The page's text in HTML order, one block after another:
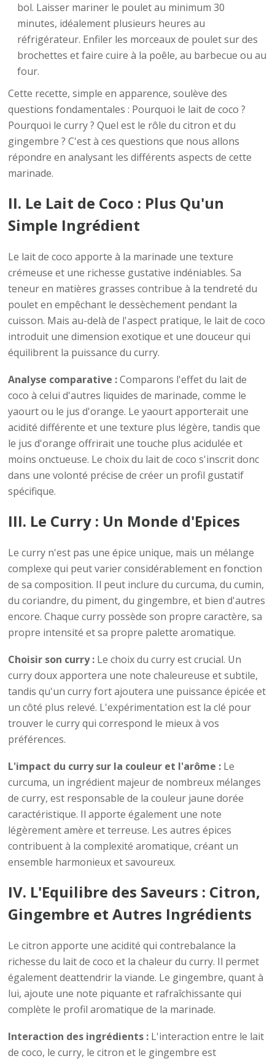
bol. Laisser mariner le poulet au minimum 30
minutes, idéalement plusieurs heures au
réfrigérateur. Enfiler les morceaux de poulet sur des
brochettes et faire cuire à la poêle, au barbecue ou au
four.
Cette recette, simple en apparence, soulève des
questions fondamentales : Pourquoi le lait de coco ?
Pourquoi le curry ? Quel est le rôle du citron et du
gingembre ? C'est à ces questions que nous allons
répondre en analysant les différents aspects de cette
marinade.
II. Le Lait de Coco : Plus Qu'un
Simple Ingrédient
Le lait de coco apporte à la marinade une texture
crémeuse et une richesse gustative indéniables. Sa
teneur en matières grasses contribue à la tendreté du
poulet en empêchant le dessèchement pendant la
cuisson. Mais au-delà de l'aspect pratique, le lait de coco
introduit une dimension exotique et une douceur qui
équilibrent la puissance du curry.
Analyse comparative :Comparons l'effet du lait de
coco à celui d'autres liquides de marinade, comme le
yaourt ou le jus d'orange. Le yaourt apporterait une
acidité différente et une texture plus légère, tandis que
le jus d'orange offrirait une touche plus acidulée et
moins onctueuse. Le choix du lait de coco s'inscrit donc
dans une volonté précise de créer un profil gustatif
spécifique.
III. Le Curry : Un Monde d'Epices
Le curry n'est pas une épice unique, mais un mélange
complexe qui peut varier considérablement en fonction
de sa composition. Il peut inclure du curcuma, du cumin,
du coriandre, du piment, du gingembre, et bien d'autres
encore. Chaque curry possède son propre caractère, sa
propre intensité et sa propre palette aromatique.
Choisir son curry : Le choix du curry est crucial. Un
curry doux apportera une note chaleureuse et subtile,
tandis qu'un curry fort ajoutera une puissance épicée et
un côté plus relevé. L'expérimentation est la clé pour
trouver le curry qui correspond le mieux à vos
préférences.
L'impact du curry sur la couleur et l'arôme : Le
curcuma, un ingrédient majeur de nombreux mélanges
de curry, est responsable de la couleur jaune dorée
caractéristique. Il apporte également une note
légèrement amère et terreuse. Les autres épices
contribuent à la complexité aromatique, créant un
ensemble harmonieux et savoureux.
IV. L'Equilibre des Saveurs : Citron,
Gingembre et Autres Ingrédients
Le citron apporte une acidité qui contrebalance la
richesse du lait de coco et la chaleur du curry. Il permet
également deattendrir la viande. Le gingembre, quant à
lui, ajoute une note piquante et rafraîchissante qui
complète le profil aromatique de la marinade.
Interaction des ingrédients : L'interaction entre le lait
de coco, le curry, le citron et le gingembre est